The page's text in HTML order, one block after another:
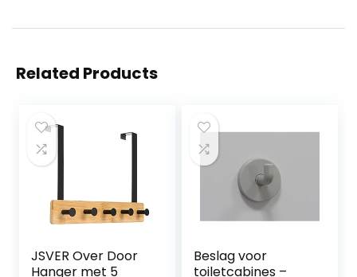
Related Products
JSVER Over Door
Hanger met 5
Beslag voor
toiletcabines –